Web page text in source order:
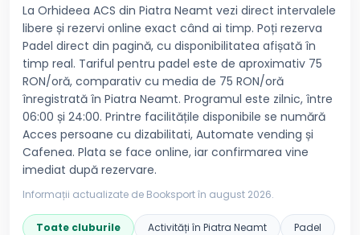
La Orhideea ACS din Piatra Neamt vezi direct intervalele
libere și rezervi online exact când ai timp. Poți rezerva
Padel direct din pagină, cu disponibilitatea afișată în
timp real. Tariful pentru padel este de aproximativ 75
RON/oră, comparativ cu media de 75 RON/oră
înregistrată în Piatra Neamt. Programul este zilnic, între
06:00 și 24:00. Printre facilitățile disponibile se numără
Acces persoane cu dizabilitati, Automate vending și
Cafenea. Plata se face online, iar confirmarea vine
imediat după rezervare.
Informații actualizate de Booksport în august 2026.
Toate cluburile Activități în Piatra Neamt
Padel